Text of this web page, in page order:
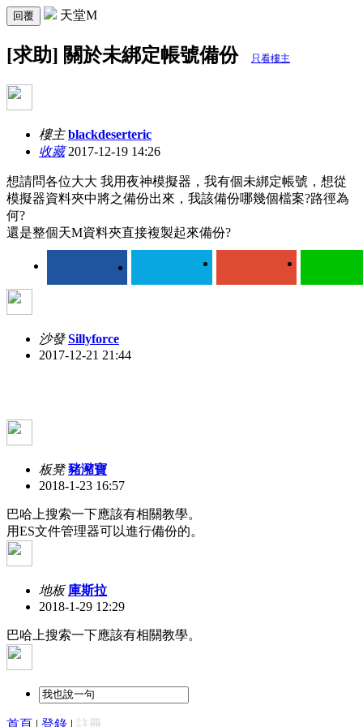
回覆 天堂M
[求助] 關於未綁定帳號備份 只看樓主
樓主 blackdeserteric
收藏2017-12-19 14:26
想請問各位大大 我用夜神模擬器，我有個未綁定帳號，想從
模擬器資料夾中將之備份出來，我該備份哪幾個檔案?路徑為
何?
還是整個天M資料夾直接複製起來備份?
沙發 Sillyforce
2017-12-21 21:44
板凳 豬瀦寶
2018-1-23 16:57
巴哈上搜索一下應該有相關教學。
用ES文件管理器可以進行備份的。
地板 庫斯拉
2018-1-29 12:29
巴哈上搜索一下應該有相關教學。
首頁 | 登錄 | 註冊